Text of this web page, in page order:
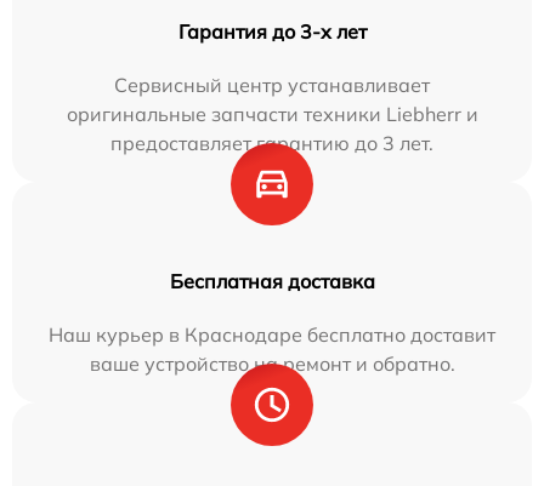
Гарантия до 3-х лет
Сервисный центр устанавливает
оригинальные запчасти техники Liebherr и
предоставляет гарантию до 3 лет.
Бесплатная доставка
Наш курьер в Краснодаре бесплатно доставит
ваше устройство на ремонт и обратно.